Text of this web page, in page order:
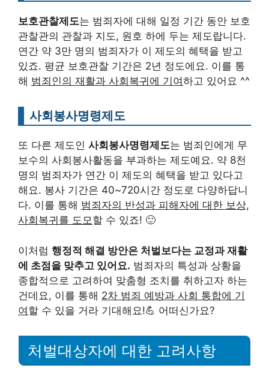
보호관찰제도는 범죄자에 대해 일정 기간 동안 보호
관찰관의 관찰과 지도, 원호 하에 두는 제도랍니다.
연간 약 3만 명의 범죄자가 이 제도의 혜택을 받고
있죠. 평균 보호관찰 기간은 2년 정도에요. 이를 통
해 범죄인의 재활과 사회복귀에 기여하고 있어요 ^^
사회봉사명령제도
또 다른 제도인 사회봉사명령제도는 범죄인에게 무
보수의 사회봉사활동을 부과하는 제도예요. 약 8천
명의 범죄자가 연간 이 제도의 혜택을 받고 있다고
해요. 봉사 기간은 40~720시간 정도로 다양하답니
다. 이를 통해 범죄자의 반성과 피해자에 대한 보상,
사회복귀를 도모할 수 있죠! 🙂
이처럼 행정적 해결 방안은 처벌보다는 교정과 재활
에 초점을 맞추고 있어요. 범죄자의 특성과 상황을
종합적으로 고려하여 맞춤형 조치를 취하고자 하는
건데요, 이를 통해 2차 범죄 예방과 사회 통합에 기
여할 수 있을 거라 기대해요!💪 어떠신가요?
처벌대상자에 대한 고려사항